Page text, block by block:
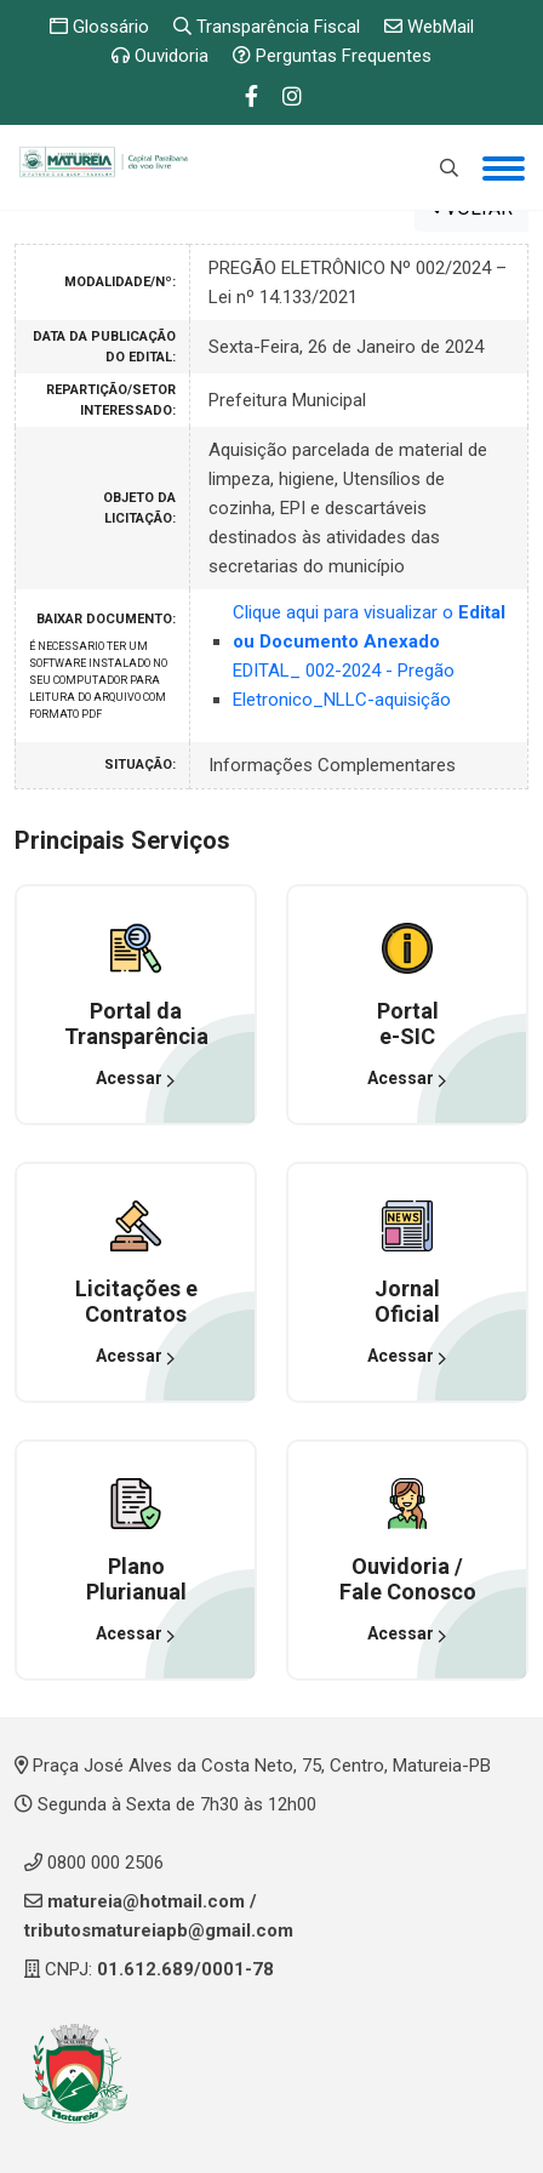
Glossário Transparência Fiscal
WebMail
Ouvidoria
Perguntas Frequentes
VOLTAR
MODALIDADE/Nº:
PREGÃO ELETRÔNICO Nº 002/2024 –
Lei nº 14.133/2021
DATA DA PUBLICAÇÃO
DO EDITAL:
Sexta-Feira, 26 de Janeiro de 2024
REPARTIÇÃO/SETOR
INTERESSADO:
Prefeitura Municipal
OBJETO DA
LICITAÇÃO:
Aquisição parcelada de material de
limpeza, higiene, Utensílios de
cozinha, EPI e descartáveis
destinados às atividades das
secretarias do município
BAIXAR DOCUMENTO:
É NECESSARIO TER UM
SOFTWARE INSTALADO NO
SEU COMPUTADOR PARA
LEITURA DO ARQUIVO COM
FORMATO PDF
Clique aqui para visualizar o Edital
ou Documento Anexado
EDITAL_ 002-2024 - Pregão
Eletronico_NLLC-aquisição
SITUAÇÃO: Informações Complementares
Principais Serviços
Portal da
Transparência
Acessar
Portal
e-SIC
Acessar
Licitações e
Contratos
Acessar
Jornal
Oficial
Acessar
Plano
Plurianual
Acessar
Ouvidoria /
Fale Conosco
Acessar
Praça José Alves da Costa Neto, 75, Centro, Matureia-PB
Segunda à Sexta de 7h30 às 12h00
0800 000 2506
matureia@hotmail.com /
tributosmatureiapb@gmail.com
CNPJ: 01.612.689/0001-78